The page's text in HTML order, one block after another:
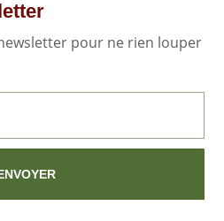
pour ne rien louper